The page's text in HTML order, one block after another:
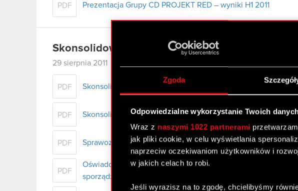
Zgoda
Odpowiedzialne wykorzystanie Twoich
Wraz z naszymi 1022 partnerami
jak pliki cookie, w celu wyświetlania
naprzeciw oczekiwaniom użytkowników i
w jakich celach to robi.
Jeśli wyrazisz na to zgodę, chcielibyśmy
PDF Prezentacja Grupy CD PROJEKT RED – wyniki H1 2011
Skonsolidowany raport półroczny – 2011
29 sierpnia 2011
PDF Skonsolidowany raport za 1 półrocze 2011 r. - ESPI
PDF Skonsolidowane półroczne sprawozdanie finansowe za 1 kw.
PDF Sprawozdanie Zarządu z działalności Grupy Kapitałowej CD
PDF
Oświadczenia Zarządu w sprawie podmiotu uprawnionego do
sporządzenia sprawozdania finansowego